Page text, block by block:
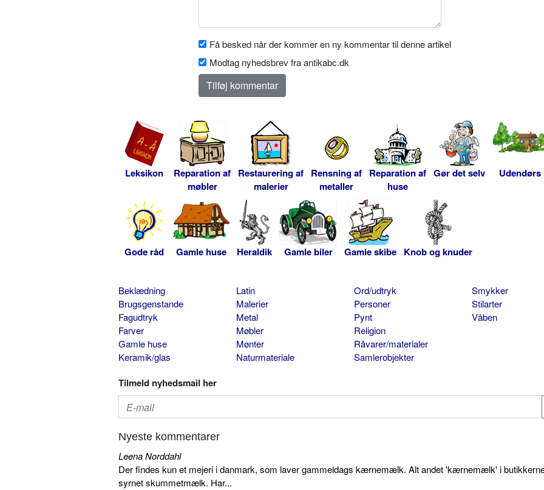
Få besked når der kommer en ny kommentar til denne artikel
Modtag nyhedsbrev fra antikabc.dk
Leksikon
Reparation af
møbler
Restaurering af
malerier
Rensning af
metaller
Reparation af
huse
Gør det selv Udendørs
Gode råd Gamle huse Heraldik Gamle biler Gamle skibe Knob og knuder
Beklædning
Brugsgenstande
Fagudtryk
Farver
Gamle huse
Keramik/glas
Latin
Malerier
Metal
Møbler
Mønter
Naturmateriale
Ord/udtryk
Personer
Pynt
Religion
Råvarer/materialer
Samlerobjekter
Smykker
Stilarter
Våben
Tilmeld nyhedsmail her
Nyeste kommentarer
Leena Norddahl
Der findes kun et mejeri i danmark, som laver gammeldags kærnemælk. Alt andet 'kærnemælk' i
syrnet skummetmælk. Har...